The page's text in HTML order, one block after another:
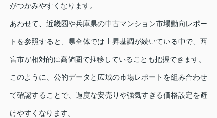
がつかみやすくなります。
あわせて、近畿圏や兵庫県の中古マンション市場動向レポー
トを参照すると、県全体では上昇基調が続いている中で、西
宮市が相対的に高値圏で推移していることも把握できます。
このように、公的データと広域の市場レポートを組み合わせ
て確認することで、過度な安売りや強気すぎる価格設定を避
けやすくなります。